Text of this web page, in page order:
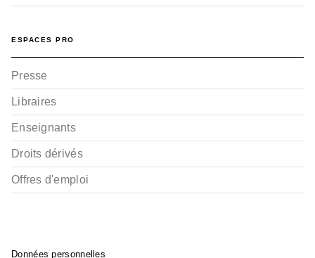
ESPACES PRO
Presse
Libraires
Enseignants
Droits dérivés
Offres d'emploi
Données personnelles